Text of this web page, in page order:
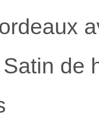
Satin de